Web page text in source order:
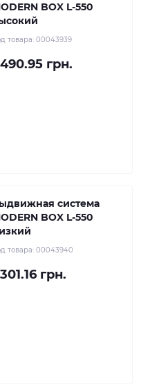
BOX L-550
товара: 00043939
490.95 грн.
система
BOX L-550
товара: 00043940
грн.